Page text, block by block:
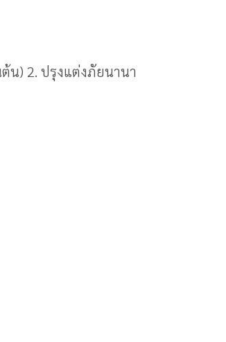
น) 2. ปรุงแต่งภัยนานา